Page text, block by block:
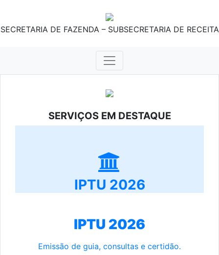
SECRETARIA DE FAZENDA – SUBSECRETARIA DE RECEITA
SERVIÇOS EM DESTAQUE
IPTU 2026
IPTU 2026
Emissão de guia, consultas e certidão.